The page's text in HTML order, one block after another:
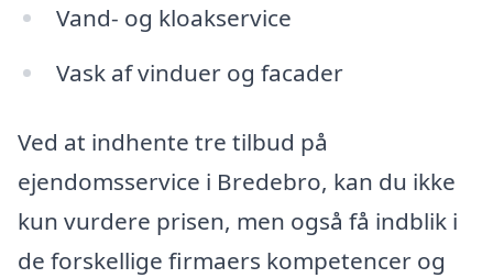
Vand- og kloakservice
Vask af vinduer og facader
Ved at indhente tre tilbud på
ejendomsservice i Bredebro, kan du ikke
kun vurdere prisen, men også få indblik i
de forskellige firmaers kompetencer og